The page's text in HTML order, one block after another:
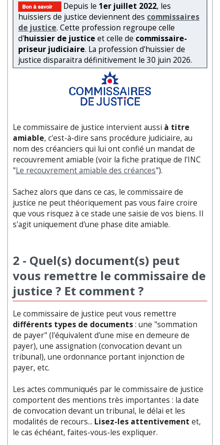
Depuis le 1er juillet 2022, les
huissiers de justice deviennent des commissaires
de justice. Cette profession regroupe celle
d'huissier de justice et celle de commissaire-
priseur judiciaire. La profession d'huissier de
justice disparaitra définitivement le 30 juin 2026.
Le commissaire de justice intervient aussi à titre
amiable, c'est-à-dire sans procédure judiciaire, au
nom des créanciers qui lui ont confié un mandat de
recouvrement amiable (voir la fiche pratique de l'INC
"Le recouvrement amiable des créances").
Sachez alors que dans ce cas, le commissaire de
justice ne peut théoriquement pas vous faire croire
que vous risquez à ce stade une saisie de vos biens. Il
s'agit uniquement d'une phase dite amiable.
2 - Quel(s) document(s) peut
vous remettre le commissaire de
justice ? Et comment ?
Le commissaire de justice peut vous remettre
différents types de documents: une "sommation
de payer" (l'équivalent d'une mise en demeure de
payer), une assignation (convocation devant un
tribunal), une ordonnance portant injonction de
payer, etc.
Les actes communiqués par le commissaire de justice
comportent des mentions très importantes : la date
de convocation devant un tribunal, le délai et les
modalités de recours... Lisez-les attentivement et,
le cas échéant, faites-vous-les expliquer.